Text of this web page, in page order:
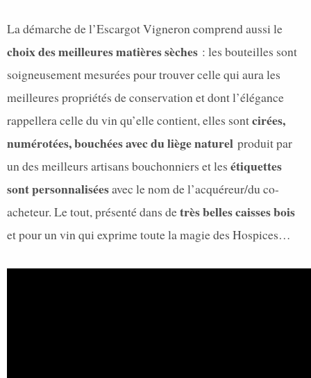
La démarche de l’Escargot Vigneron comprend aussi le
choix des meilleures matières sèches : les bouteilles sont
soigneusement mesurées pour trouver celle qui aura les
meilleures propriétés de conservation et dont l’élégance
rappellera celle du vin qu’elle contient, elles sontcirées,
numérotées, bouchées avec du liège naturel produit par
un des meilleurs artisans bouchonniers et les étiquettes
sont personnaliséesavec le nom de l’acquéreur/du co-
acheteur. Le tout, présenté dans detrès belles caisses bois
et pour un vin qui exprime toute la magie des Hospices…